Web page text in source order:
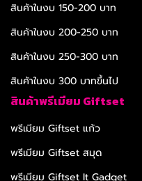
สินค้าในงบ 150-200 บาท
สินค้าในงบ 200-250 บาท
สินค้าในงบ 250-300 บาท
สินค้าในงบ 300 บาทขึ้นไป
สินค้าพรีเมียม Giftset
พรีเมียม Giftset แก้ว
พรีเมียม Giftset สมุด
พรีเมียม Giftset It Gadget